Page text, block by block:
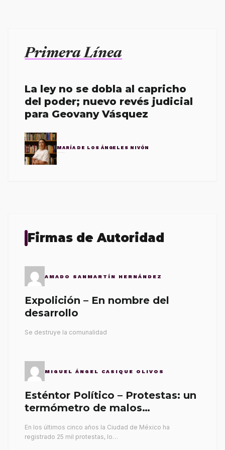
Primera Línea
La ley no se dobla al capricho
del poder; nuevo revés judicial
para Geovany Vásquez
MARÍA DE LOS ÁNGELES NIVÓN
Firmas de Autoridad
AMADO SANMARTÍN HERNÁNDEZ
Expolición – En nombre del
desarrollo
Se destruye la comunalidad
MIGUEL ÁNGEL CASIQUE OLIVOS
Esténtor Político – Protestas: un
termómetro de malos
En los últimos cinco años la Ciudad de México ha
registrado 25 mil protestas, lo…